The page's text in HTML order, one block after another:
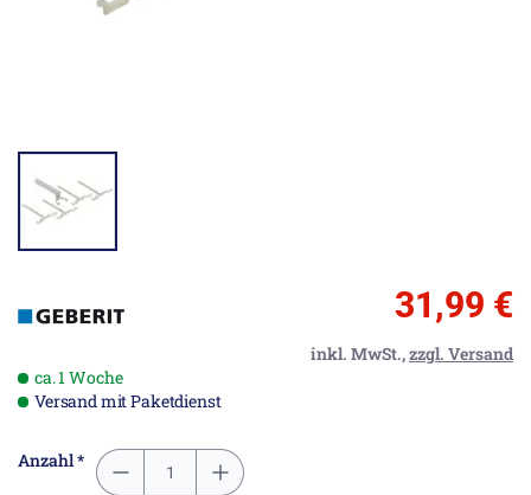
31,99 €
inkl. MwSt.,zzgl. Versand
ca. 1 Woche
Versand mit Paketdienst
Anzahl *